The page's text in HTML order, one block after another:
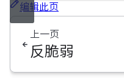
编辑此页
上一页
反脆弱